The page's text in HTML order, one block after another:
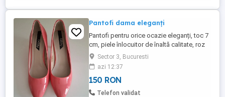
Pantofi dama eleganți
Pantofi pentru orice ocazie eleganți, toc 7
cm, piele înlocuitor de înaltă calitate, roz
ciclam. Noi, fara etichetă Doar probați
Sector 3, Bucuresti
azi 12:37
150 RON
Telefon validat